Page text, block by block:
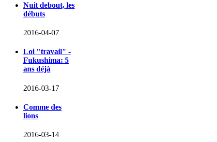
Nuit debout, les
débuts
2016-04-07
Loi "travail" -
Fukushima: 5
ans déjà
2016-03-17
Comme des
lions
2016-03-14